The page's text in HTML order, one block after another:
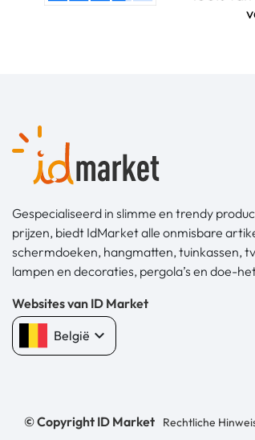
Gespecialiseerd in slimme en trendy
prijzen, biedt IdMarket alle onmisbare
schermdoeken, hangmatten, tuinkassen,
lampen en decoraties, pergola’s en doe-
Websites van ID Market
België keyboard_arrow_down
© Copyright ID Market Rechtliche